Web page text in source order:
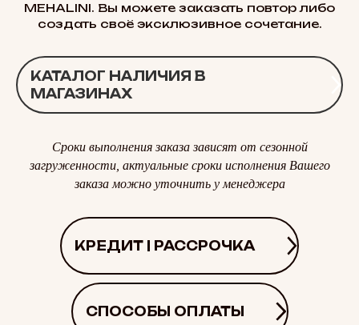
MEHALINI. Вы можете заказать повтор либо
создать своё эксклюзивное сочетание.
КАТАЛОГ НАЛИЧИЯ В
МАГАЗИНАХ
Сроки выполнения заказа зависят от сезонной
загруженности, актуальные сроки исполнения Вашего
заказа можно уточнить у менеджера
КРЕДИТ | РАССРОЧКА
СПОСОБЫ ОПЛАТЫ